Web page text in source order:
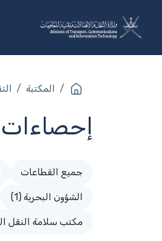
المكتبة
إحصاءات​
جميع القطاعات
الشؤون البحرية (1)
مكتب سلامة النقل